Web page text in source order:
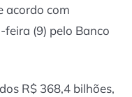
acordo com
(9) pelo Banco
R$ 368,4 bilhões,